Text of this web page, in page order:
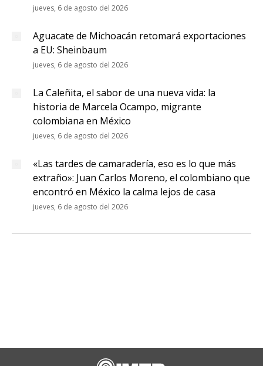
jueves, 6 de agosto del 2026
Aguacate de Michoacán retomará exportaciones
a EU: Sheinbaum
jueves, 6 de agosto del 2026
La Caleñita, el sabor de una nueva vida: la
historia de Marcela Ocampo, migrante
colombiana en México
jueves, 6 de agosto del 2026
«Las tardes de camaradería, eso es lo que más
extraño»: Juan Carlos Moreno, el colombiano que
encontró en México la calma lejos de casa
jueves, 6 de agosto del 2026